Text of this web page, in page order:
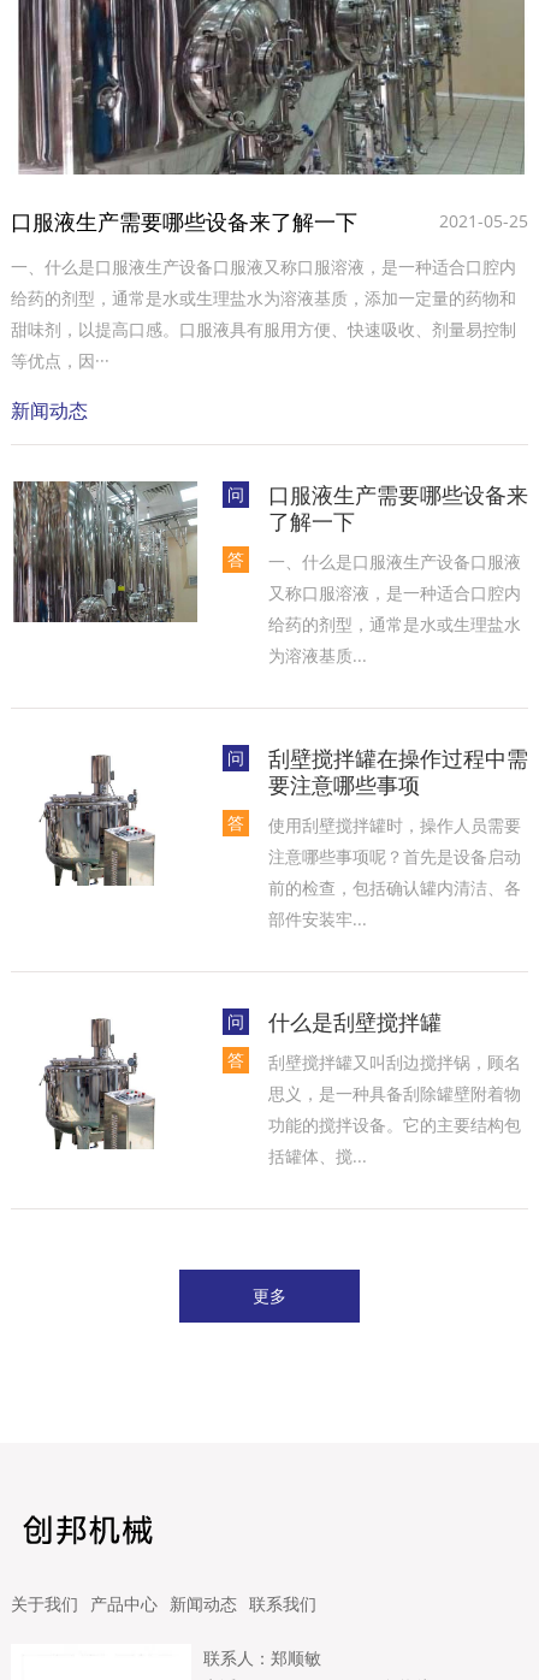
口服液生产需要哪些设备来了解一下
2021-05-25
一、什么是口服液生产设备口服液又称口服溶液，是一种适合口腔内
给药的剂型，通常是水或生理盐水为溶液基质，添加一定量的药物和
甜味剂，以提高口感。口服液具有服用方便、快速吸收、剂量易控制
等优点，因···
新闻动态
问
口服液生产需要哪些设备来
了解一下
答
一、什么是口服液生产设备口服液
又称口服溶液，是一种适合口腔内
给药的剂型，通常是水或生理盐水
为溶液基质...
问
刮壁搅拌罐在操作过程中需
要注意哪些事项
答
使用刮壁搅拌罐时，操作人员需要
注意哪些事项呢？首先是设备启动
前的检查，包括确认罐内清洁、各
部件安装牢...
问 什么是刮壁搅拌罐
答
刮壁搅拌罐又叫刮边搅拌锅，顾名
思义，是一种具备刮除罐壁附着物
功能的搅拌设备。它的主要结构包
括罐体、搅...
更多
关于我们 产品中心 新闻动态 联系我们
联系人：郑顺敏